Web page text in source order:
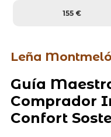
155 €
Leña Montmeló
Guía
Comprador
Confort